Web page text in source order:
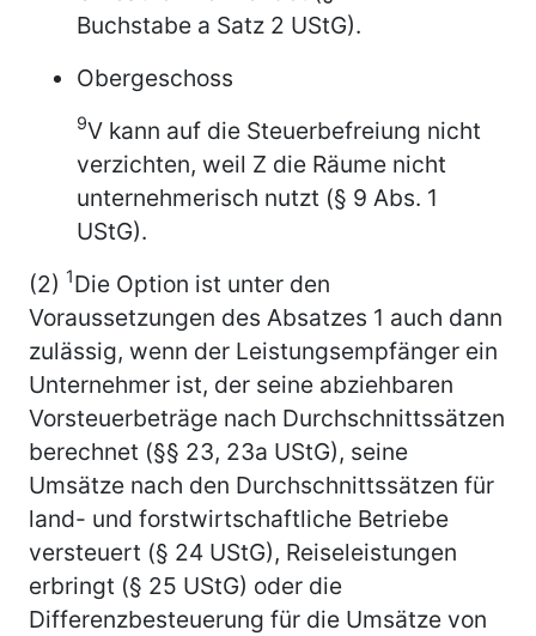
Buchstabe a Satz 2 UStG).
Obergeschoss
9V kann auf die Steuerbefreiung nicht
verzichten, weil Z die Räume nicht
unternehmerisch nutzt (§ 9 Abs. 1
UStG).
(2) 1Die Option ist unter den
Voraussetzungen des Absatzes 1 auch dann
zulässig, wenn der Leistungsempfänger ein
Unternehmer ist, der seine abziehbaren
Vorsteuerbeträge nach Durchschnittssätzen
berechnet (§§ 23, 23a UStG), seine
Umsätze nach den Durchschnittssätzen für
land- und forstwirtschaftliche Betriebe
versteuert (§ 24 UStG), Reiseleistungen
erbringt (§ 25 UStG) oder die
Differenzbesteuerung für die Umsätze von